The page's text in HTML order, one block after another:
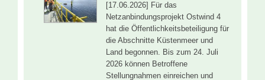
[17.06.2026] Für das
Netzanbindungsprojekt Ostwind 4
hat die Öffentlichkeitsbeteiligung für
die Abschnitte Küstenmeer und
Land begonnen. Bis zum 24. Juli
2026 können Betroffene
Stellungnahmen einreichen und